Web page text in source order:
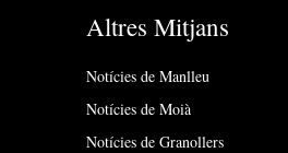
Altres Mitjans
Notícies de Manlleu
Notícies de Moià
Notícies de Granollers